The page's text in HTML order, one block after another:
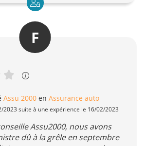
F
Assu 2000 en Assurance auto
2023 suite à une expérience le 16/02/2023
Assu2000, nous avons
dû à la grêle en septembre